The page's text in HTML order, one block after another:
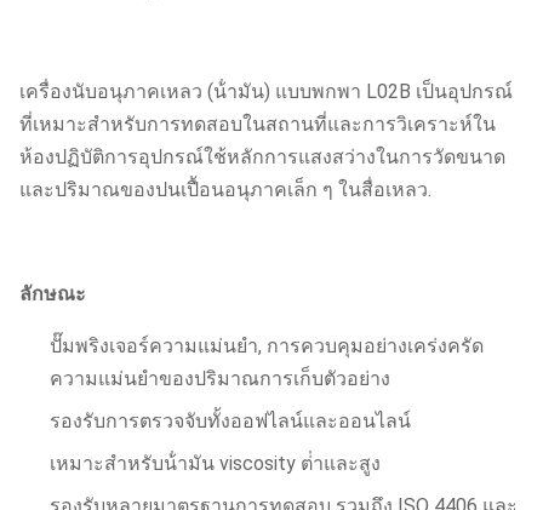
เครื่องนับอนุภาคเหลว (น้ํามัน) แบบพกพา L02B เป็นอุปกรณ์
ที่เหมาะสําหรับการทดสอบในสถานที่และการวิเคราะห์ใน
ห้องปฏิบัติการอุปกรณ์ใช้หลักการแสงสว่างในการวัดขนาด
และปริมาณของปนเปื้อนอนุภาคเล็ก ๆ ในสื่อเหลว.
ลักษณะ
ปั๊มพริงเจอร์ความแม่นยํา, การควบคุมอย่างเคร่งครัด
ความแม่นยําของปริมาณการเก็บตัวอย่าง
รองรับการตรวจจับทั้งออฟไลน์และออนไลน์
เหมาะสําหรับน้ํามัน viscosity ต่ําและสูง